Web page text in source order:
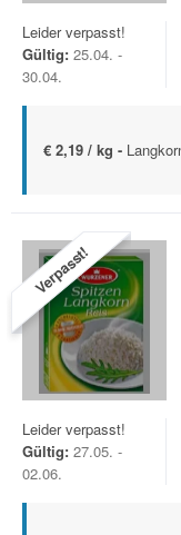
Leider verpasst!
Gültig: 25.04. -
30.04.
€ 2,19 / kg -
Verpasst!
Leider verpasst!
Gültig: 27.05. -
02.06.